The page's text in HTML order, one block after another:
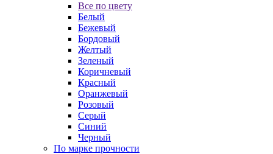
Все по цвету
Белый
Бежевый
Бордовый
Желтый
Зеленый
Коричневый
Красный
Оранжевый
Розовый
Серый
Синий
Черный
По марке прочности